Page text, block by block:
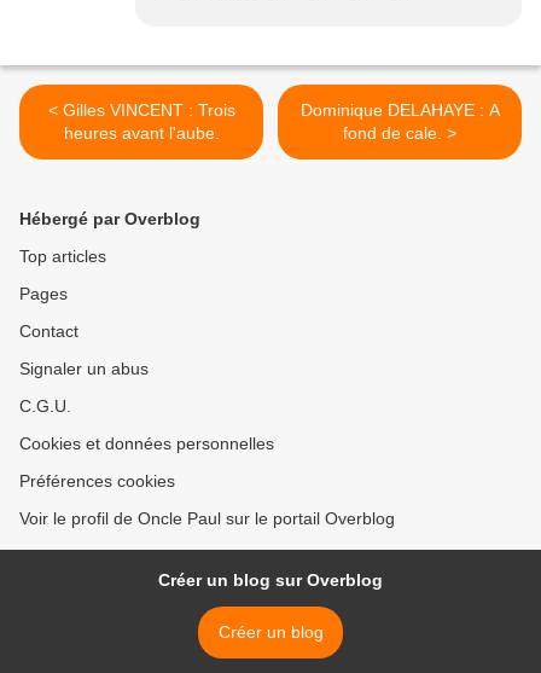
< Gilles VINCENT : Trois
heures avant l'aube.
Dominique DELAHAYE : A
fond de cale. >
Hébergé par Overblog
Top articles
Pages
Contact
Signaler un abus
C.G.U.
Cookies et données personnelles
Préférences cookies
Voir le profil de Oncle Paul sur le portail Overblog
Créer un blog sur Overblog
Créer un blog